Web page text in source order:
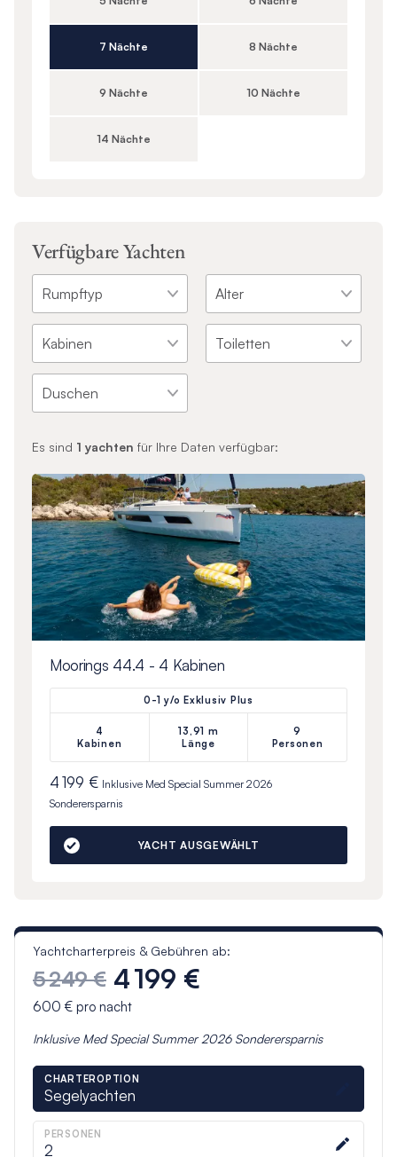
7 Nächte 8 Nächte
9 Nächte 10 Nächte
14 Nächte
Verfügbare Yachten
Es sind 1 yachten für Ihre Daten verfügbar:
Moorings 44.4 - 4 Kabinen
0-1 y/o Exklusiv Plus
4
Kabinen
13,91 m
Länge
9
Personen
4 199 € Inklusive Med Special Summer 2026
Sonderersparnis
YACHT AUSGEWÄHLT
Yachtcharterpreis & Gebühren ab:
5 249 € 4 199 €
600 €pro nacht
Inklusive Med Special Summer 2026Sonderersparnis
CHARTEROPTION
Segelyachten
PERSONEN
2